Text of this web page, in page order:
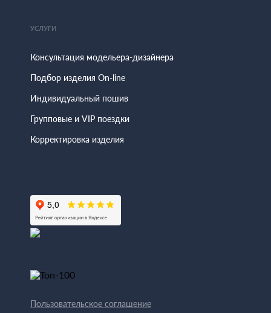
УСЛУГИ
Консультация модельера-дизайнера
Подбор изделия On-line
Индивидуальный пошив
Групповые и VIP поездки
Корректировка изделия
Пользовательское соглашение